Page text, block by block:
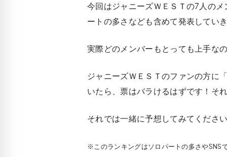
今回はジャニーズＷＥＳＴの7人の
ートの多さなども含めて発表してい
実際どのメンバーもとっても上手な
ジャニーズＷＥＳＴのファンの方に
いたら、票はバラけるはずです！そ
それでは一緒に予想してみてくださ
※このランキングはソロパートの多さやSNS